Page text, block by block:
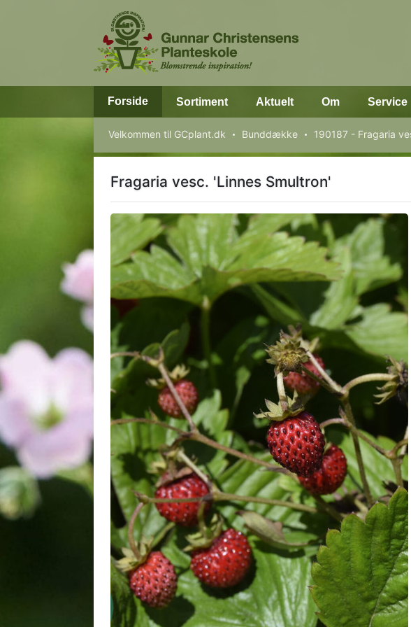
Forside Sortiment Aktuelt Om Service
Velkommen til GCplant.dk Bunddække 190187 - Fragaria
Fragaria vesc. 'Linnes Smultron'